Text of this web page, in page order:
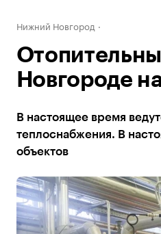
Нижний Новгород
Новгороде
В настоящее время
теплоснабжения. В
объектов